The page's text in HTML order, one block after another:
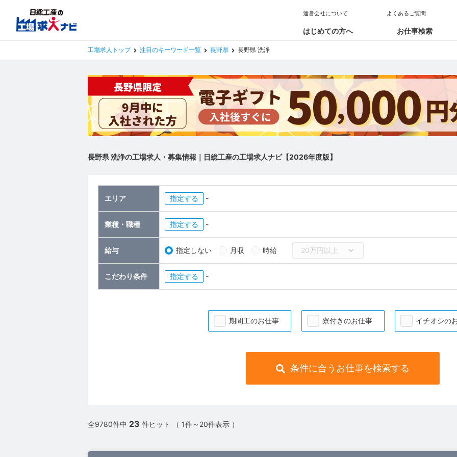
はじめての方へ お仕事検索
運営会社について よくあるご質問
工場求人トップ 注目のキーワード一覧 長野県 長野県 洗浄
長野県 洗浄の工場求人・募集情報｜日総工産の工場求人ナビ【2026年度版】
エリア 指定 -
業種・職種 指定 -
給与 指定しない 月収 時給
こだわり条件 指定 -
期間工のお仕事 寮付きのお仕事 イチオシの
条件に合うお仕事を検索する
全9780件中 23 件ヒット （ 1件～20件表示 ）